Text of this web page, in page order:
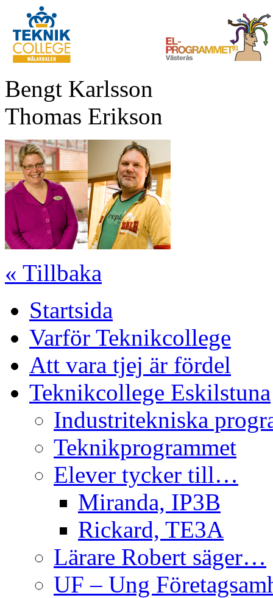
Bengt Karlsson
Thomas Erikson
« Tillbaka
Startsida
Varför Teknikcollege
Att vara tjej är fördel
Teknikcollege Eskilstuna
Industritekniska
Teknikprogrammet
Elever tycker till…
Miranda, IP3B
Rickard, TE3A
Lärare Robert säger…
UF – Ung